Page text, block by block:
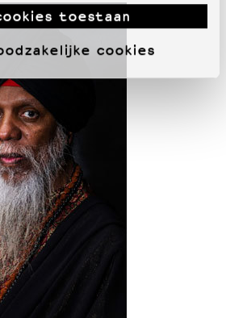
toestaan
cookies